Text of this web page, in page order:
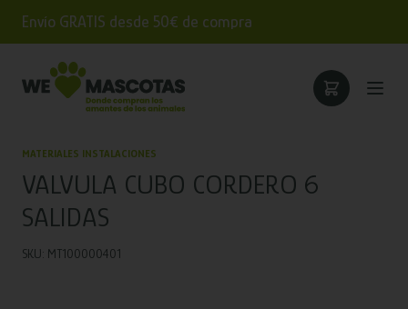
Envío GRATIS desde 50€ de compra
MATERIALES INSTALACIONES
VALVULA CUBO CORDERO 6
SALIDAS
SKU: MT100000401